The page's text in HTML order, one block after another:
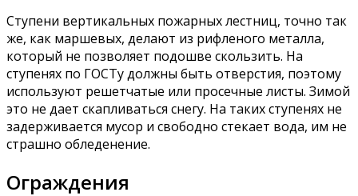
Ступени вертикальных пожарных лестниц, точно так
же, как маршевых, делают из рифленого металла,
который не позволяет подошве скользить. На
ступенях по ГОСТу должны быть отверстия, поэтому
используют решетчатые или просечные листы. Зимой
это не дает скапливаться снегу. На таких ступенях не
задерживается мусор и свободно стекает вода, им не
страшно обледенение.
Ограждения